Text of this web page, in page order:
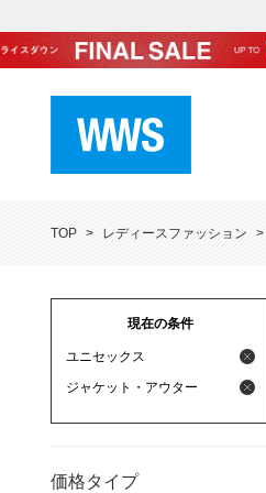
TOP > レディースファッション >
現在の条件
ユニセックス
ジャケット・アウター
価格タイプ